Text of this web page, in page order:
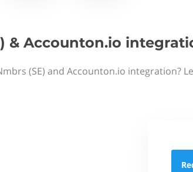
& Accounton.io
(SE) and Accounton.io integration?